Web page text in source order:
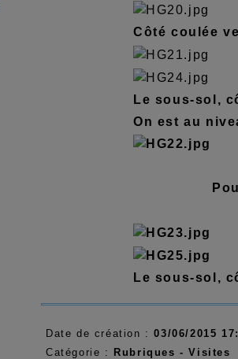
Côté coulée
Le sous-sol,
On est au
Le sous-sol,
Date de création :03/06/2015
Catégorie :
Rubriques - Visites